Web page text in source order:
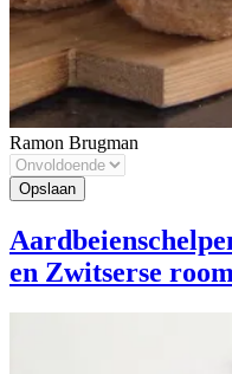
Ramon Brugman
en Zwitserse room